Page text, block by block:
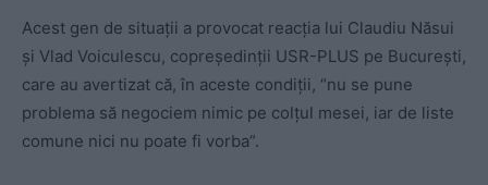
Acest gen de situații a provocat reacția lui Claudiu Năsui
și Vlad Voiculescu, copreședinții USR-PLUS pe București,
care au avertizat că, în aceste condiții, “nu se pune
problema să negociem nimic pe colțul mesei, iar de liste
comune nici nu poate fi vorba”.